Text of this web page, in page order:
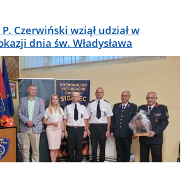
Czerwiński wziął udział w
dnia św. Władysława